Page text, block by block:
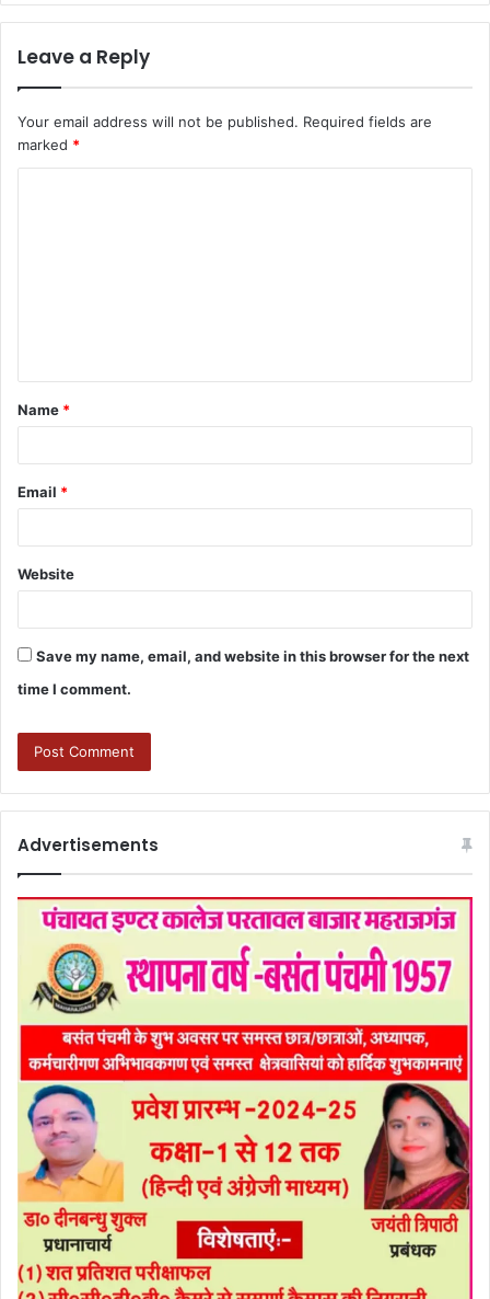
Leave a Reply
Your email address will not be published. Required fields are
marked *
Name *
Email *
Website
Save my name, email, and website in this browser for the next
time I comment.
Advertisements